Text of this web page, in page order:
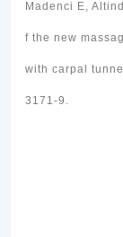
Madenci E,
f the new
with carpal
3171-9.